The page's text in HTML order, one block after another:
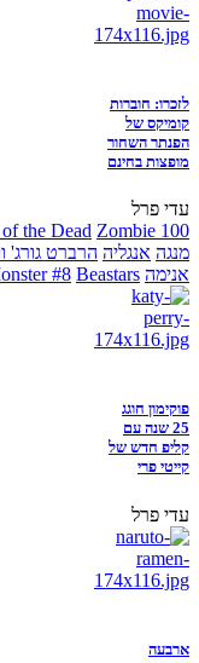
לזכרו: חוברות
קומיקס של
הפנתר השחור
מופצות בחינם
עדי פרל
the Dead Zombie 100
מנגה אנגליה הרברט גורג'
אנימה
#8 Beastars
פוקימון חוגג
25 שנה עם
קליפ חדש של
קייטי פרי
עדי פרל
ארבעה